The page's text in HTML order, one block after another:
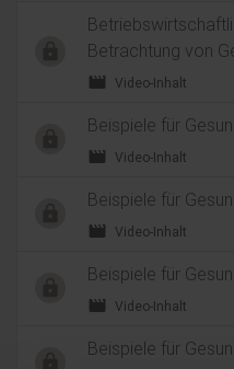
Betrachtung von
movie Video-Inhalt
Beispiele für
movie Video-Inhalt
Beispiele für
movie Video-Inhalt
Beispiele für
movie Video-Inhalt
Beispiele für